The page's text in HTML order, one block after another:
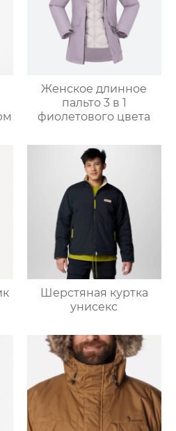
Женское длинное
пальто 3 в 1
фиолетового цвета
Шерстяная куртка
унисекс